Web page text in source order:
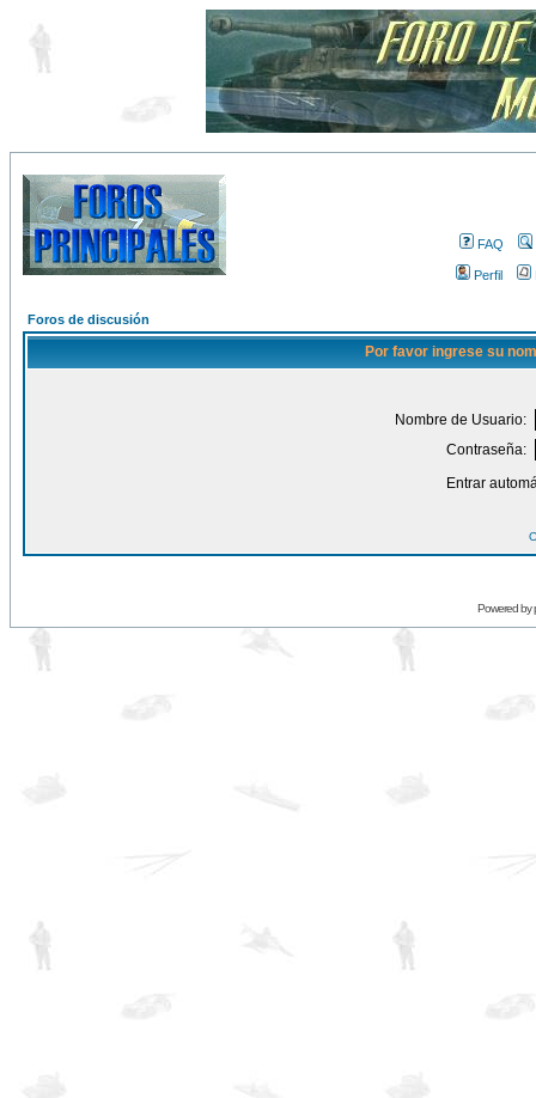
FAQ
Perfil
Foros de discusión
Por favor ingrese su
Nombre de Usuario:
Contraseña:
Entrar
Powered by